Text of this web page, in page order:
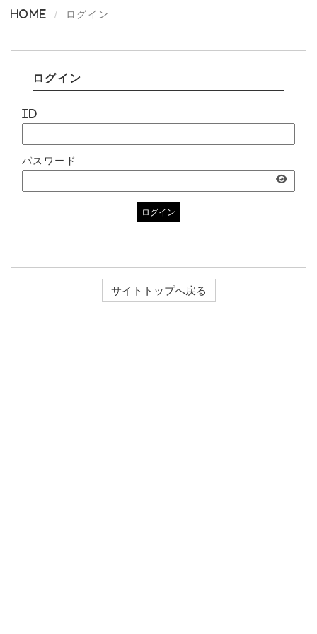
Home ログイン
ログイン
ID
パスワード
ログイン
サイトトップへ戻る